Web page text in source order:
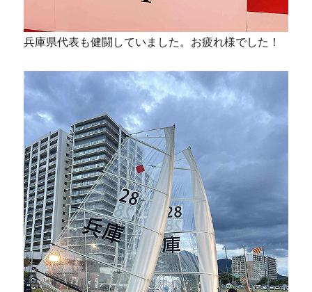
兵庫県代表も健闘していました。お疲れ様でした！